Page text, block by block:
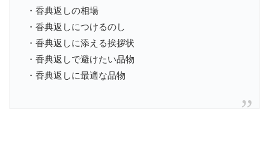
・香典返しの相場
・香典返しにつけるのし
・香典返しに添える挨拶状
・香典返しで避けたい品物
・香典返しに最適な品物